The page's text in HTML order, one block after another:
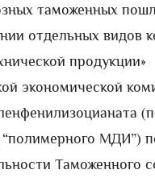
таможенных
отдельных видов
продукции»
экономической
МДИ”)
Таможенного